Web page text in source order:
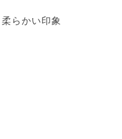
らかい印象